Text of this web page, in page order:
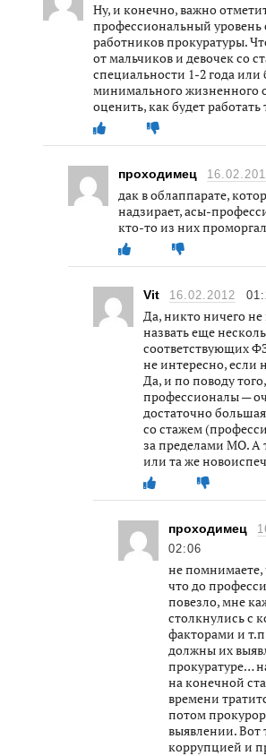
Ну, и конечно, важно
профессиональный
работников прокуратуры.
от мальчиков и девочек со
специальности 1-2 года или
минимального жизненного
оценить, как будет
проходимец
дак в облаппарате,
надзирает, асы-
кто-то из них
Vit 16.02.2012
Да, никто ничего
назвать еще
соответствующих
не интересно, если
Да, и по поводу
профессионалы —
достаточно
со стажем
за пределами МО. А
или та же
проходимец
02:06
не помнимаете,
что до
повезло, мне
столкнулись с
факторами и
должны их
прокуратуре…
на конечной
времени
потом
выявлении. Вот
коррупцией и